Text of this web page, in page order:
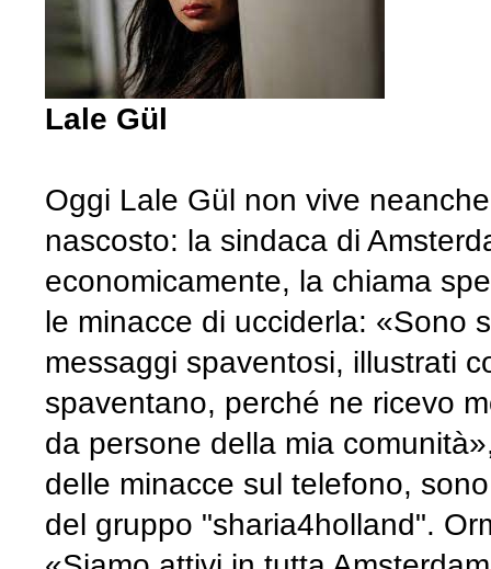
Lale Gül
Oggi Lale Gül non vive
nascosto: la sindaca di
economicamente, la chiama
le minacce di ucciderla: «Sono
messaggi spaventosi, illustrati
spaventano, perché ne ricevo
da persone della mia
delle minacce sul telefono,
del gruppo "sharia4holland".